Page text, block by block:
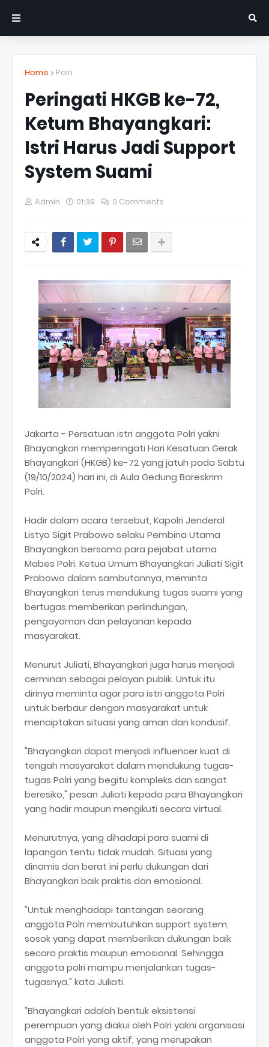
Home Polri
Peringati HKGB ke-72,
Ketum Bhayangkari:
Istri Harus Jadi Support
System Suami
Admin 01:39 0 Comments
Jakarta - Persatuan istri anggota Polri yakni
Bhayangkari memperingati Hari Kesatuan Gerak
Bhayangkari (HKGB) ke-72 yang jatuh pada Sabtu
(19/10/2024) hari ini, di Aula Gedung Bareskrim
Polri.
Hadir dalam acara tersebut, Kapolri Jenderal
Listyo Sigit Prabowo selaku Pembina Utama
Bhayangkari bersama para pejabat utama
Mabes Polri. Ketua Umum Bhayangkari Juliati Sigit
Prabowo dalam sambutannya, meminta
Bhayangkari terus mendukung tugas suami yang
bertugas memberikan perlindungan,
pengayoman dan pelayanan kepada
masyarakat.
Menurut Juliati, Bhayangkari juga harus menjadi
cerminan sebagai pelayan publik. Untuk itu
dirinya meminta agar para istri anggota Polri
untuk berbaur dengan masyarakat untuk
menciptakan situasi yang aman dan kondusif.
"Bhayangkari dapat menjadi influencer kuat di
tengah masyarakat dalam mendukung tugas-
tugas Polri yang begitu kompleks dan sangat
beresiko," pesan Juliati kepada para Bhayangkari
yang hadir maupun mengikuti secara virtual.
Menurutnya, yang dihadapi para suami di
lapangan tentu tidak mudah. Situasi yang
dinamis dan berat ini perlu dukungan dari
Bhayangkari baik praktis dan emosional.
"Untuk menghadapi tantangan seorang
anggota Polri membutuhkan support system,
sosok yang dapat memberikan dukungan baik
secara praktis maupun emosional. Sehingga
anggota polri mampu menjalankan tugas-
tugasnya," kata Juliati.
"Bhayangkari adalah bentuk eksistensi
perempuan yang diakui oleh Polri yakni organisasi
anggota Polri yang aktif, yang merupakan